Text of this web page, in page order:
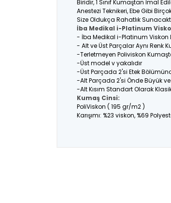
Biridir, 1 Sınıf Kumaştan İmal
Anestezi Teknikeri, Ebe Gibi
Size Oldukça Rahatlık
İba Medikal i-Platinum
- İba Medikal i-Platinum Viskon
- Alt ve Üst Parçalar Aynı Renk
-Terletmeyen Poliviskon
-Üst model v yakalıdır
-Üst Parçada 2'si Etek
-Alt Parçada 2'si Önde Büyük
-Alt Kısım Standart Olarak
Kumaş Cinsi:
PoliViskon ( 195 gr/m2 )
Karışımı: %23 viskon, %69